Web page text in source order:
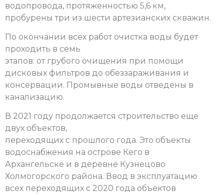
водопровода, протяженностью 5,6 км,
пробурены три из шести артезианских скважин.
По окончании всех работ очистка воды будет
проходить в семь
этапов: от грубого очищения при помощи
дисковых фильтров до обеззараживания и
консервации. Промывные воды отведены в
канализацию.
В 2021 году продолжается строительство еще
двух объектов,
переходящих с прошлого года. Это объекты
водоснабжения на острове Кего в
Архангельске и в деревне Кузнецово
Холмогорского района. Ввод в эксплуатацию
всех переходящих с 2020 года объектов